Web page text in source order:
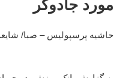
مورد جادوگر
حاشیه پرسپولیس – صبا/